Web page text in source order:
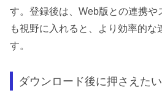
す。登録後は、Web版との連携や
も視野に入れると、より効率的な
す。
ダウンロード後に押さえた